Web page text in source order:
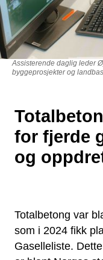
Assisterende daglig leder
byggeprosjekter og
for fjerde
og
Totalbetong var
som i 2024 fikk
Gaselleliste.